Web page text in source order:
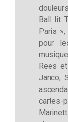
Ball lit
Paris
pour
Rees
Janco,
cartes-